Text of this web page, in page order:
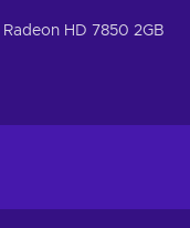
HD 7850 2GB